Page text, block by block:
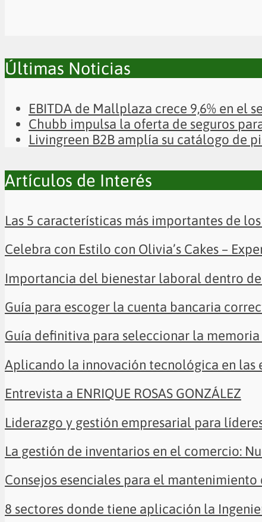
Últimas Noticias
EBITDA de Mallplaza crece 9,6% en el
Chubb impulsa la oferta de seguros
Livingreen B2B amplía su catálogo de
Artículos de Interés
Las 5 características más importantes de
Celebra con Estilo con Olivia’s Cakes –
Importancia del bienestar laboral dentro
Guía para escoger la cuenta bancaria
Guía definitiva para seleccionar la
Aplicando la innovación tecnológica en las
Entrevista a ENRIQUE ROSAS GONZÁLEZ
Liderazgo y gestión empresarial para
La gestión de inventarios en el comercio:
Consejos esenciales para el
8 sectores donde tiene aplicación la